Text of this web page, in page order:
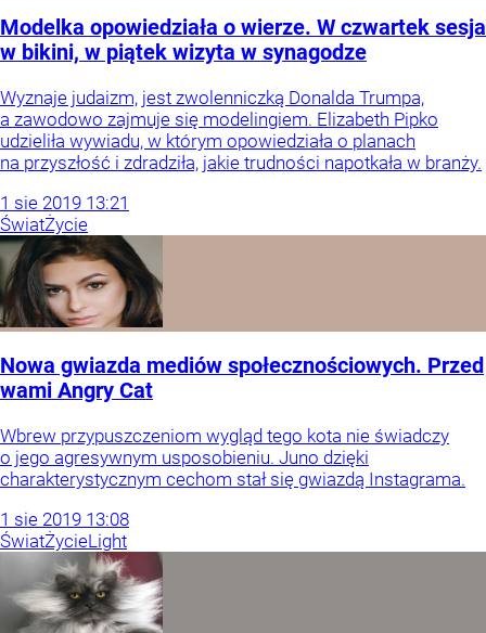
Modelka opowiedziała o wierze. W czwartek sesja
w bikini, w piątek wizyta w synagodze
Wyznaje judaizm, jest zwolenniczką Donalda Trumpa,
a zawodowo zajmuje się modelingiem. Elizabeth Pipko
udzieliła wywiadu, w którym opowiedziała o planach
na przyszłość i zdradziła, jakie trudności napotkała w branży.
1 sie 2019 13:21
ŚwiatŻycie
Nowa gwiazda mediów społecznościowych. Przed
wami Angry Cat
Wbrew przypuszczeniom wygląd tego kota nie świadczy
o jego agresywnym usposobieniu. Juno dzięki
charakterystycznym cechom stał się gwiazdą Instagrama.
1 sie 2019 13:08
ŚwiatŻycieLight